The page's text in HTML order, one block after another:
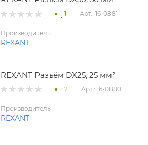
: 1 Арт.: 16-0881
Производитель
REXANT
REXANT Разъём DX25, 25 мм²
: 2 Арт.: 16-0880
Производитель
REXANT